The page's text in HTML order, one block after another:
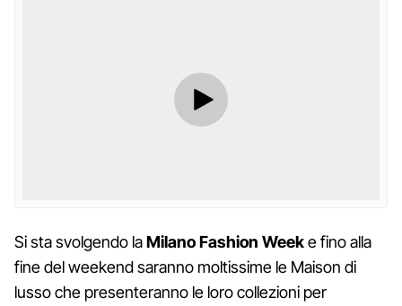
Si sta svolgendo laMilano Fashion Weeke fino alla
fine del weekend saranno moltissime le Maison di
lusso che presenteranno le loro collezioni per